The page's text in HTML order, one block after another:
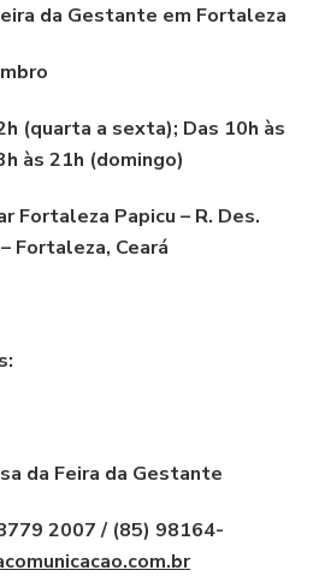
da Gestante em Fortaleza
(quarta a sexta); Das 10h às
às 21h (domingo)
Fortaleza Papicu – R. Des.
Fortaleza, Ceará
da Feira da Gestante
2007 / (85) 98164-